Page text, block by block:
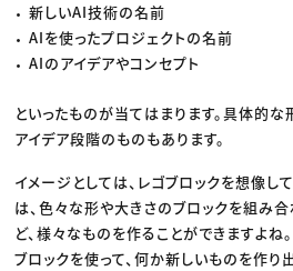
新しいAI技術の名前
AIを使ったプロジェクトの名前
AIのアイデアやコンセプト
といったものが当てはまります。具体的
アイデア段階のものもあります。
イメージとしては、レゴブロックを想像し
は、色々な形や大きさのブロックを組み合
ど、様々なものを作ることができますよね
ブロックを使って、何か新しいものを作り